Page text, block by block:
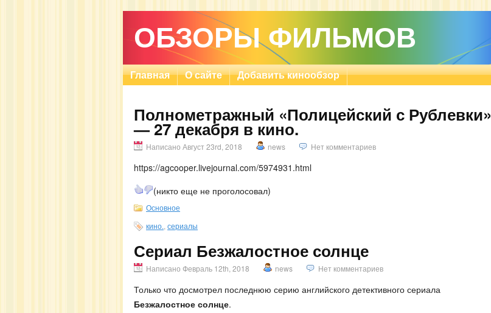
ОБЗОРЫ ФИЛЬМОВ
Главная О сайте Добавить кинообзор
Полнометражный «Полицейский с Рублевки»
— 27 декабря в кино.
Написано Август 23rd, 2018 news Нет комментариев
https://agcooper.livejournal.com/5974931.html
(никто еще не проголосовал)
Основное
кино. сериалы
Сериал Безжалостное солнце
Написано Февраль 12th, 2018 news Нет комментариев
Только что досмотрел последнюю серию английского детективного сериала
Безжалостное солнце.